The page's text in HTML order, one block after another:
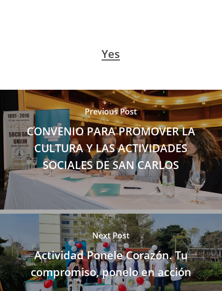
Yes
Previous Post
CONVENIO PARA PROMOVER LA
CULTURA Y LAS ACTIVIDADES
SOCIALES DE SAN CARLOS
Next Post
Actividad Ponele Corazón. Tu
compromiso, ponelo en acción